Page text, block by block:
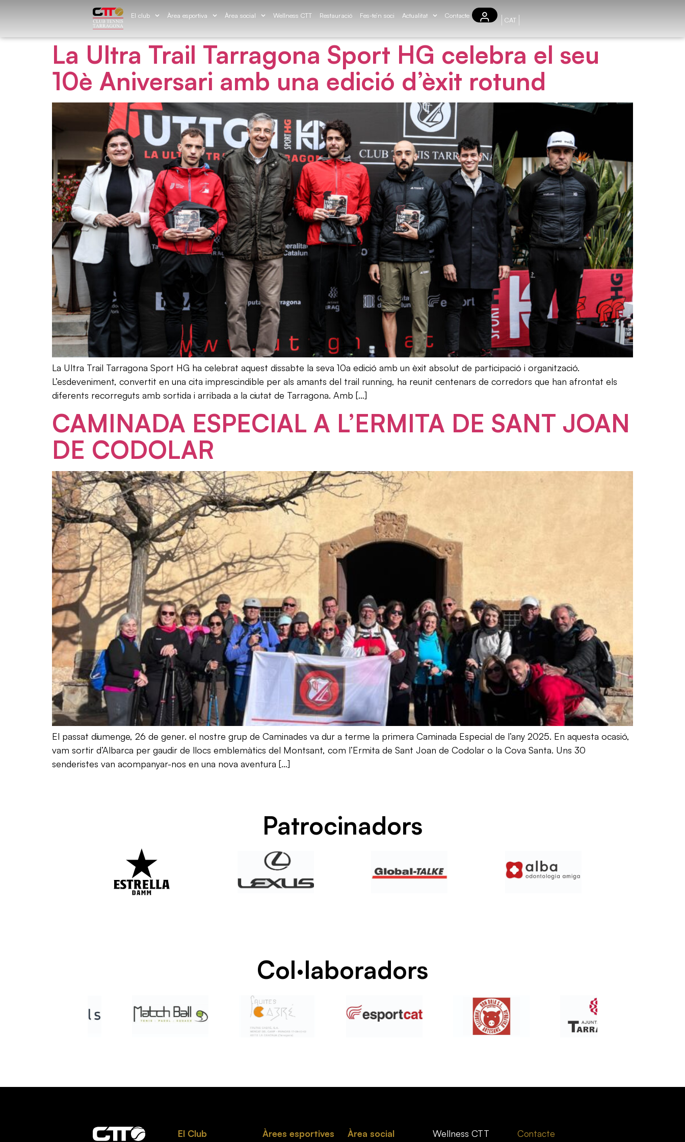
El club Àrea esportiva Àrea social Wellness CTT Restauració Fes-te’n soci Actualitat Contacte
CAT
La Ultra Trail Tarragona Sport HG celebra el seu
10è Aniversari amb una edició d’èxit rotund
La Ultra Trail Tarragona Sport HG ha celebrat aquest dissabte la seva 10a edició amb un èxit absolut de participació i organització.
L’esdeveniment, convertit en una cita imprescindible per als amants del trail running, ha reunit centenars de corredors que han afrontat els
diferents recorreguts amb sortida i arribada a la ciutat de Tarragona. Amb […]
CAMINADA ESPECIAL A L’ERMITA DE SANT JOAN
DE CODOLAR
El passat diumenge, 26 de gener. el nostre grup de Caminades va dur a terme la primera Caminada Especial de l’any 2025. En aquesta ocasió,
vam sortir d’Albarca per gaudir de llocs emblemàtics del Montsant, com l’Ermita de Sant Joan de Codolar o la Cova Santa. Uns 30
senderistes van acompanyar-nos en una nova aventura […]
Patrocinadors
Col·laboradors
El Club
Àrees esportives
Àrea social
Wellness CTT Contacte